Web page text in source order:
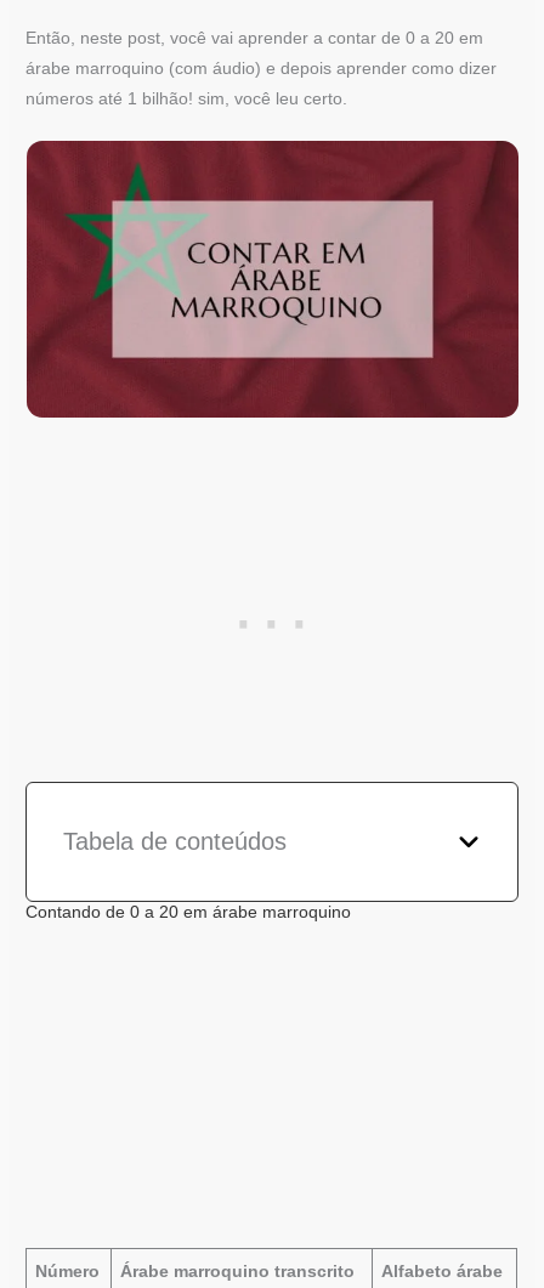
Então, neste post, você vai aprender a contar de 0 a 20 em
árabe marroquino (com áudio) e depois aprender como dizer
números até 1 bilhão! sim, você leu certo.
Tabela de conteúdos
Contando de 0 a 20 em árabe marroquino
Número Árabe marroquino transcrito Alfabeto árabe